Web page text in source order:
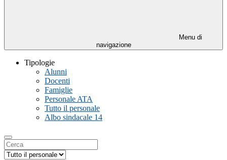
Menu di
navigazione
Tipologie
Alunni
Docenti
Famiglie
Personale ATA
Tutto il personale
Albo sindacale 14